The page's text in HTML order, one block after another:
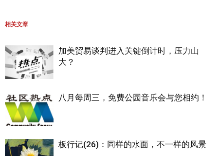
相关文章
加美贸易谈判进入关键倒计时，压力山
大？
八月每周三，免费公园音乐会与您相约！
板行记(26)：同样的水面，不一样的风景